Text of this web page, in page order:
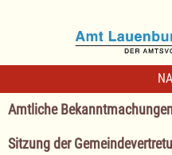
Amtliche
Sitzung der